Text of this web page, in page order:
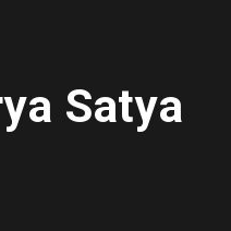
Satya